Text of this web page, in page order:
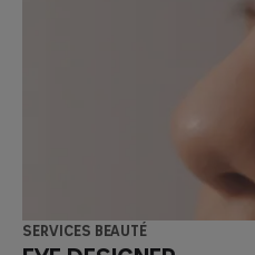
Services beauté